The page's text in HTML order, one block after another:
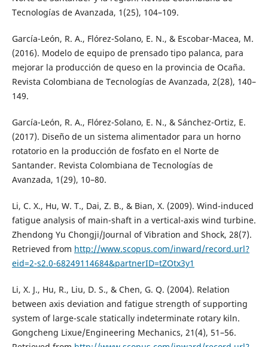
Tecnologías de Avanzada, 1(25), 104–109.
García-León, R. A., Flórez-Solano, E. N., & Escobar-Macea, M.
(2016). Modelo de equipo de prensado tipo palanca, para
mejorar la producción de queso en la provincia de Ocaña.
Revista Colombiana de Tecnologías de Avanzada, 2(28), 140–
149.
García-León, R. A., Flórez-Solano, E. N., & Sánchez-Ortiz, E.
(2017). Diseño de un sistema alimentador para un horno
rotatorio en la producción de fosfato en el Norte de
Santander. Revista Colombiana de Tecnologías de
Avanzada, 1(29), 10–80.
Li, C. X., Hu, W. T., Dai, Z. B., & Bian, X. (2009). Wind-induced
fatigue analysis of main-shaft in a vertical-axis wind turbine.
Zhendong Yu Chongji/Journal of Vibration and Shock, 28(7).
Retrieved from http://www.scopus.com/inward/record.url?
eid=2-s2.0-68249114684&partnerID=tZOtx3y1
Li, X. J., Hu, R., Liu, D. S., & Chen, G. Q. (2004). Relation
between axis deviation and fatigue strength of supporting
system of large-scale statically indeterminate rotary kiln.
Gongcheng Lixue/Engineering Mechanics, 21(4), 51–56.